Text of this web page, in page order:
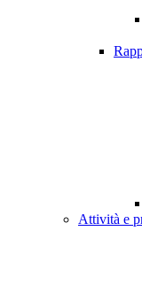
Attività e